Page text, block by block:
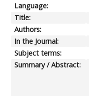
Language:
Title:
Authors:
In the Journal:
Subject terms:
Summary / Abstract: